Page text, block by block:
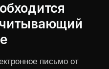
письмо от